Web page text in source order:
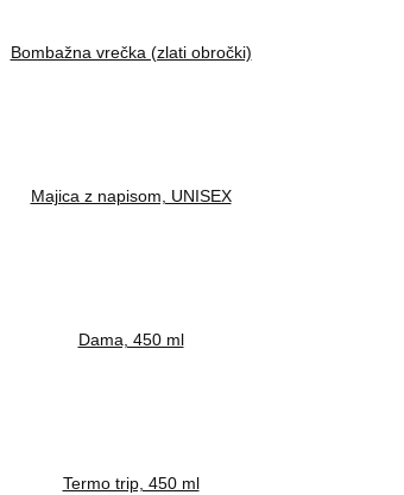
Bombažna vrečka (zlati obročki)
Majica z napisom, UNISEX
Dama, 450 ml
Termo trip, 450 ml